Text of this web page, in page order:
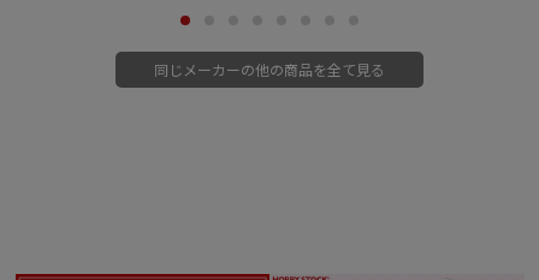
同じメーカーの他の商品を全て見る